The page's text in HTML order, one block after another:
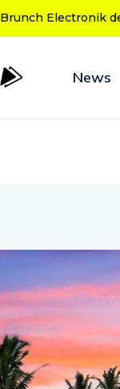
L’Amnesia Ibiza
News